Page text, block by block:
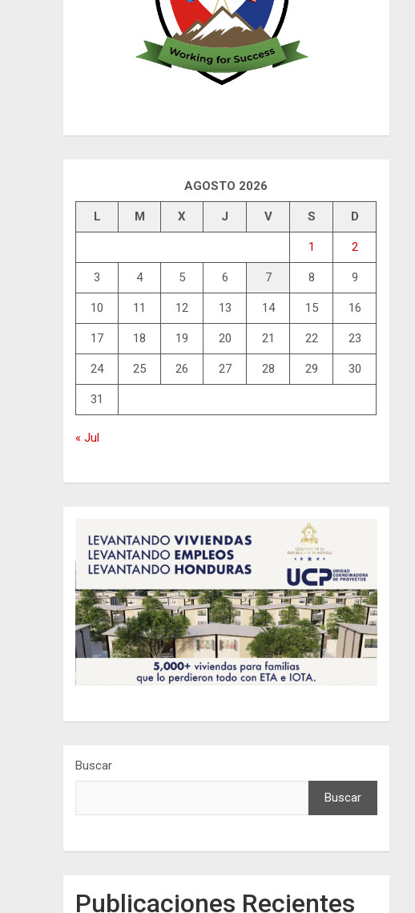
AGOSTO 2026
L M X J V S D
1 2
3 4 5 6 7 8 9
10 11 12 13 14 15 16
17 18 19 20 21 22 23
24 25 26 27 28 29 30
31
« Jul
Buscar
Buscar
Publicaciones Recientes